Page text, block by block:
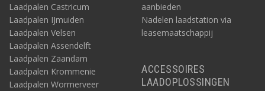
Laadpalen Castricum
Laadpalen IJmuiden
Laadpalen Velsen
Laadpalen Assendelft
Laadpalen Zaandam
Laadpalen Krommenie
Laadpalen Wormerveer
aanbieden
Nadelen laadstation via
leasemaatschappij
ACCESSOIRES
LAADOPLOSSINGEN